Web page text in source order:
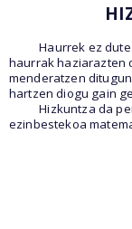
Haurrek ez
haurrak haziarazten
menderatzen
hartzen diogu gain
Hizkuntza da
ezinbestekoa